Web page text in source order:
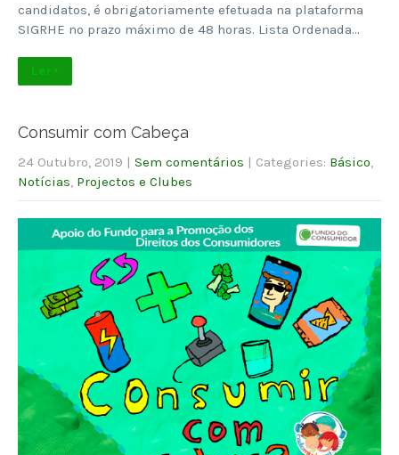
candidatos, é obrigatoriamente efetuada na plataforma
SIGRHE no prazo máximo de 48 horas. Lista Ordenada…
Ler +
Consumir com Cabeça
24 Outubro, 2019 | Sem comentários | Categories: Básico,
Notícias, Projectos e Clubes